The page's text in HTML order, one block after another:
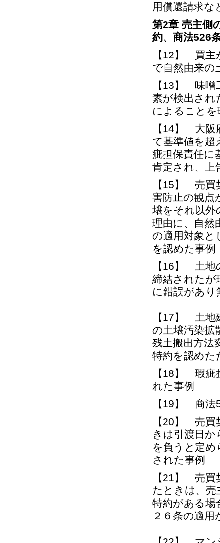
用償還請求な
第2章 売主側
約、商法526
【12】 買主
で自然由来の
【13】 味噌
素が検出され
によることを
【14】 大阪
て基準値を超
疵担保責任に
肯定され、上
【15】 売買
害防止の観点
壌をそれ以外
理由に、自然
の適用対象と
を認めた事例
【16】 土地
締結されたが
に錯誤があ
【17】 土地
の土壌汚染拡
残土搬出方法
特約を認めた
【18】 瑕疵
れた事例
【19】 商法
【20】 売買
きは引渡日か
を負うと定め
された事例
【21】 売買
たときは、売
特約がある場
２６条の適用